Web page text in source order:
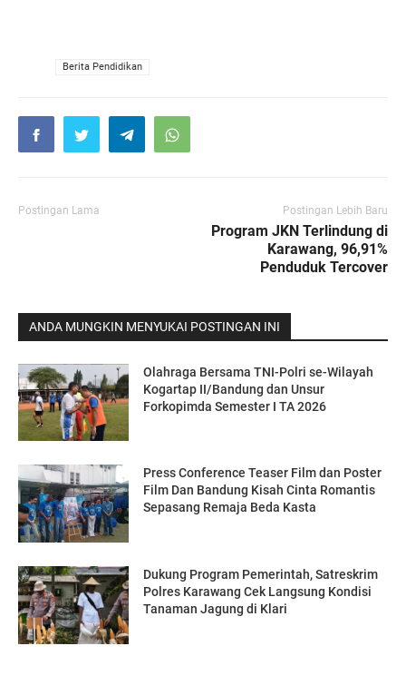
Berita Pendidikan
Postingan Lama Postingan Lebih Baru
Program JKN Terlindung di
Karawang, 96,91%
Penduduk Tercover
ANDA MUNGKIN MENYUKAI POSTINGAN INI
Olahraga Bersama TNI-Polri se-Wilayah
Kogartap II/Bandung dan Unsur
Forkopimda Semester I TA 2026
Press Conference Teaser Film dan Poster
Film Dan Bandung Kisah Cinta Romantis
Sepasang Remaja Beda Kasta
Dukung Program Pemerintah, Satreskrim
Polres Karawang Cek Langsung Kondisi
Tanaman Jagung di Klari